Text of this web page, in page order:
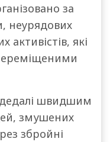
за
неурядових
активістів, які
дедалі швидшим
змушених
збройні